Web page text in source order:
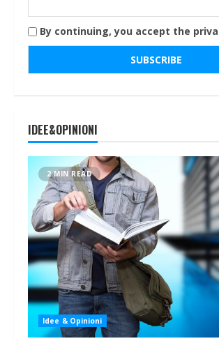
By continuing, you accept the
IDEE&OPINIONI
2 MIN READ
Idee & Opinioni